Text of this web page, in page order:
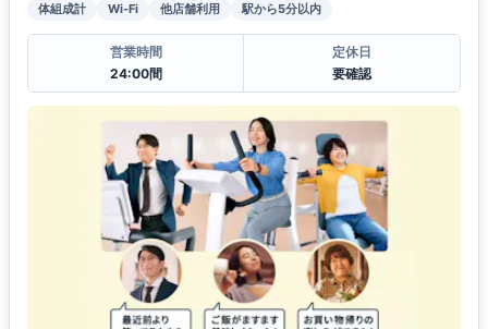
体組成計 Wi-Fi 他店舗利用 駅から5分以内
営業時間
24:00間
定休日
要確認